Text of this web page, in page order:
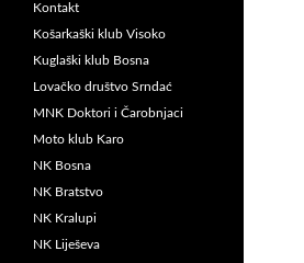
Kontakt
Košarkaški klub Visoko
Kuglaški klub Bosna
Lovačko društvo Srndać
MNK Doktori i Čarobnjaci
Moto klub Karo
NK Bosna
NK Bratstvo
NK Kralupi
NK Liješeva